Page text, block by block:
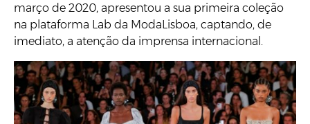
março de 2020, apresentou a sua primeira coleção
na plataforma Lab da ModaLisboa, captando, de
imediato, a atenção da imprensa internacional.